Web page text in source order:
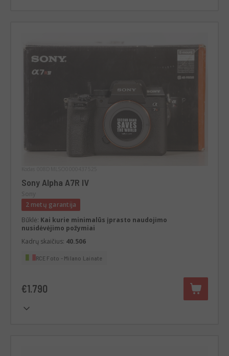
Sony Alpha A7R IV
2 metų garantija
Būklė: Kai kurie minimalūs įprasto naudojimo
nusidėvėjimo požymiai
Kadrų skaičius: 40.506
RCE Foto - Milano Lainate
€1.790